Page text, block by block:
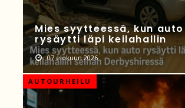
Mies syytteessä, kun auto
rysäytti läpi keilahallin
07 elokuun 2026
AUTOURHEILU